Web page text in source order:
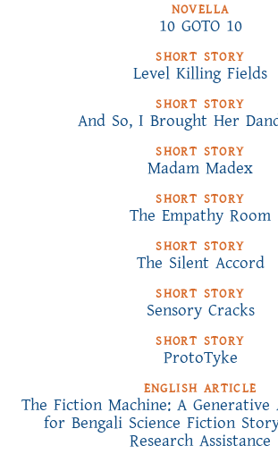
NOVELLA
10 GOTO 10
SHORT STORY
Level Killing Fields
SHORT STORY
And So, I Brought Her
SHORT STORY
Madam Madex
SHORT STORY
The Empathy Room
SHORT STORY
The Silent Accord
SHORT STORY
Sensory Cracks
SHORT STORY
ProtoTyke
ENGLISH ARTICLE
The Fiction Machine: A
for Bengali Science Fiction
Research Assistance